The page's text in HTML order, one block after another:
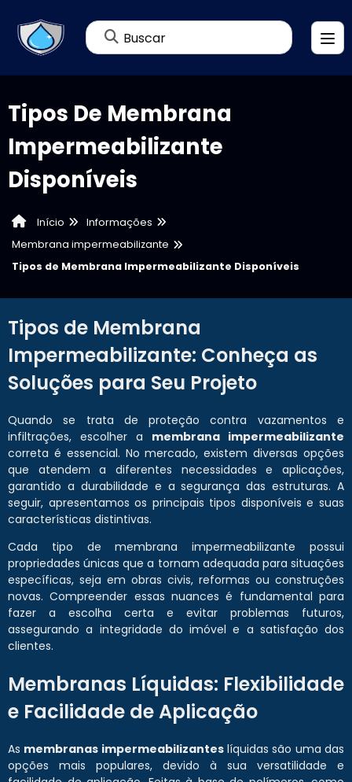
Buscar
Tipos De Membrana
Impermeabilizante
Disponíveis
Início
Informações
Membrana impermeabilizante
Tipos de Membrana Impermeabilizante Disponíveis
Tipos de Membrana
Impermeabilizante: Conheça as
Soluções para Seu Projeto
Quando se trata de proteção contra vazamentos e
infiltrações, escolher a membrana impermeabilizante
correta é essencial. No mercado, existem diversas opções
que atendem a diferentes necessidades e aplicações,
garantido a durabilidade e a segurança das estruturas. A
seguir, apresentamos os principais tipos disponíveis e suas
características distintivas.
Cada tipo de membrana impermeabilizante possui
propriedades únicas que a tornam adequada para situações
específicas, seja em obras civis, reformas ou construções
novas. Compreender essas nuances é fundamental para
fazer a escolha certa e evitar problemas futuros,
assegurando a integridade do imóvel e a satisfação dos
clientes.
Membranas Líquidas: Flexibilidade
e Facilidade de Aplicação
As membranas impermeabilizanteslíquidas são uma das
opções mais populares, devido à sua versatilidade e